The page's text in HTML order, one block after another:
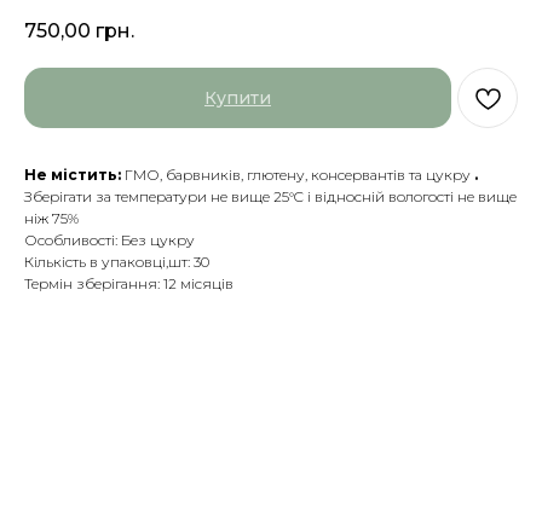
750,00 грн.
Купити
Не містить: ГМО, барвників, глютену, консервантів та цукру .
Зберігати за температури не вище 25°C і відносній вологості не вище
ніж 75%
Особливості: Без цукру
Кількість в упаковці,шт: 30
Термін зберігання: 12 місяців